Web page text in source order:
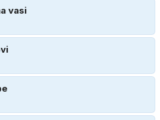
vasi